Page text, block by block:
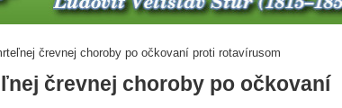
črevnej choroby po očkovaní proti rotavírusom
črevnej choroby po očkovaní